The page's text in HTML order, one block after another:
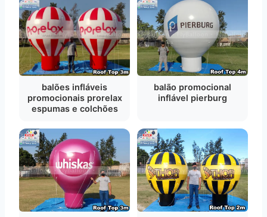
balões infláveis
promocionais prorelax
espumas e colchões
balão promocional
inflável pierburg